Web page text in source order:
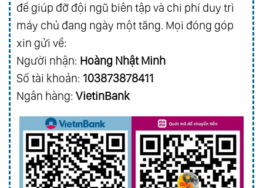
để giúp đỡ đội ngũ biên tập và chi phí duy trì
máy chủ đang ngày một tăng. Mọi đóng góp
xin gửi về:
Người nhận: Hoàng Nhật Minh
Số tài khoản: 103873878411
Ngân hàng: VietinBank